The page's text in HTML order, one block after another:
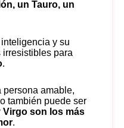
un Tauro, un
y su
para
.
persona amable,
también puede ser
Virgo son los más
.